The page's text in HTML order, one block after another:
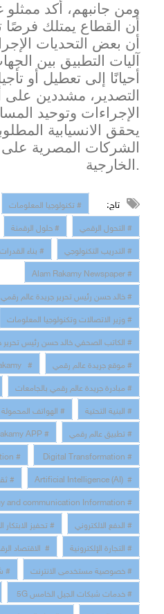
ومن جانبهم، أكد ممثلو
أن القطاع يمتلك فرصًا
أن بعض التحديات
آليات التطبيق بين
أحيانًا إلى تعطيل أو
التصدير، مشددين على
الإجراءات وتوحيد
يحقق الانسيابية
الشركات المصرية
الخارجية.
تاج: # تكنولوجيا المعلومات
# التحول الرقمي
# حلول الرقمنة
# التدريب التكنولوجي
# بناء
# Alam Rakamy Newspaper
# خالد حسن رئيس تحرير جريدة عالم رقمي
# وزير الاتصالات وتكنولوجيا المعلومات
# الكاتب الصحفي خالد حسن رئيس تحرير
# موقع جريدة عالم رقمي
# Alam Rakamy
# مبادرة جريدة عالم رقمي بالجامعات
# البنية التحتية
# الهواتف المحمولة
# تطبيق عالم رقمي
# Alam Rakamy APP
# Digital Transformation
# innovation
# Artificial Intelligence (AI)
#
# technology and communication Information
# الدفع الالكتروني
# تحفيز الابتكار
# التجارة الإلكترونية
# الاقتصاد
# خصوصية مستخدمى الانترنت
#
# خدمات شبكات الجيل الخامس 5G